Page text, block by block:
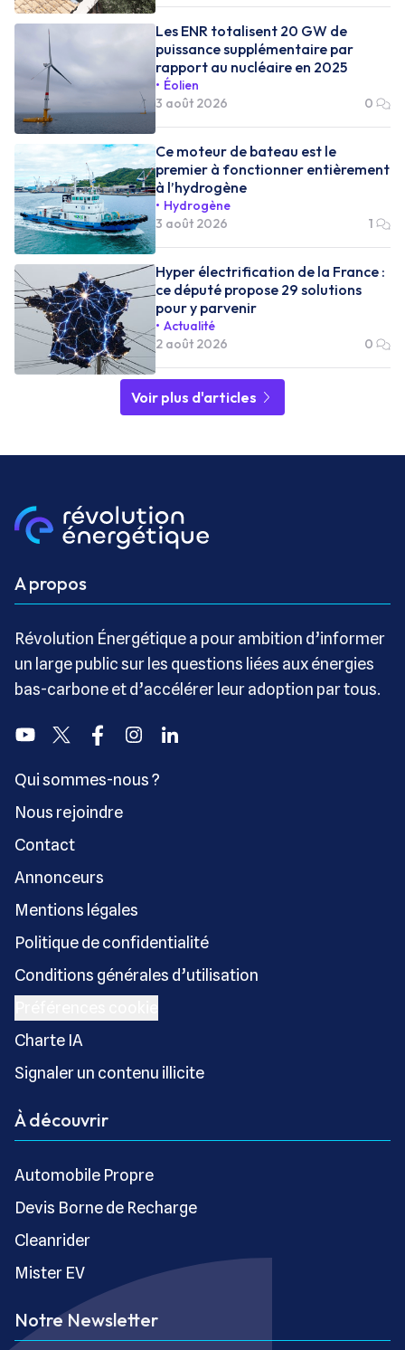
Les ENR totalisent 20 GW de
puissance supplémentaire par
rapport au nucléaire en 2025
Éolien
3 août 2026
0
Ce moteur de bateau est le
premier à fonctionner entièrement
à l’hydrogène
Hydrogène
3 août 2026
1
Hyper électrification de la France :
ce député propose 29 solutions
pour y parvenir
Actualité
2 août 2026
0
Voir plus d'articles
A propos
Révolution Énergétique a pour ambition d’informer
un large public sur les questions liées aux énergies
bas-carbone et d’accélérer leur adoption par tous.
YoutubeTwitter FacebookInstagramLinkedin
Qui sommes-nous ?
Nous rejoindre
Contact
Annonceurs
Mentions légales
Politique de confidentialité
Conditions générales d’utilisation
Charte IA
Signaler un contenu illicite
À découvrir
Automobile Propre
Devis Borne de Recharge
Cleanrider
Mister EV
Notre Newsletter